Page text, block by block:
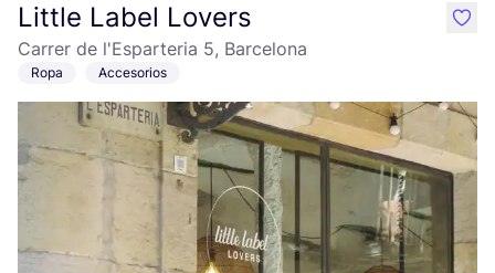
Little Label Lovers
Carrer de l'Esparteria 5, Barcelona
Ropa Accesorios
like